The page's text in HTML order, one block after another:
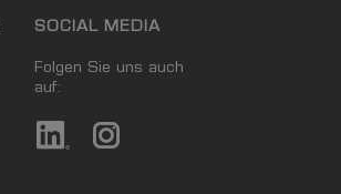
SOCIAL MEDIA
Folgen Sie uns auch
auf: